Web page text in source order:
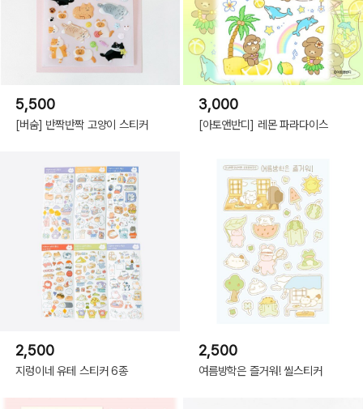
5,500
[버숨] 반짝반짝 고양이 스티커
3,000
[아토앤반디] 레몬 파라다이스
2,500
지렁이네 유테 스티커 6종
2,500
여름방학은 즐거워! 씰스티커